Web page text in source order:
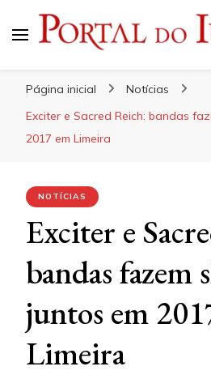
Página inicial
Notícias
Exciter e Sacred Reich: bandas
2017 em Limeira
NOTÍCIAS
Exciter e
bandas fazem
juntos em
Limeira